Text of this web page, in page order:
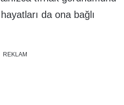
da ona bağlı
REKLAM